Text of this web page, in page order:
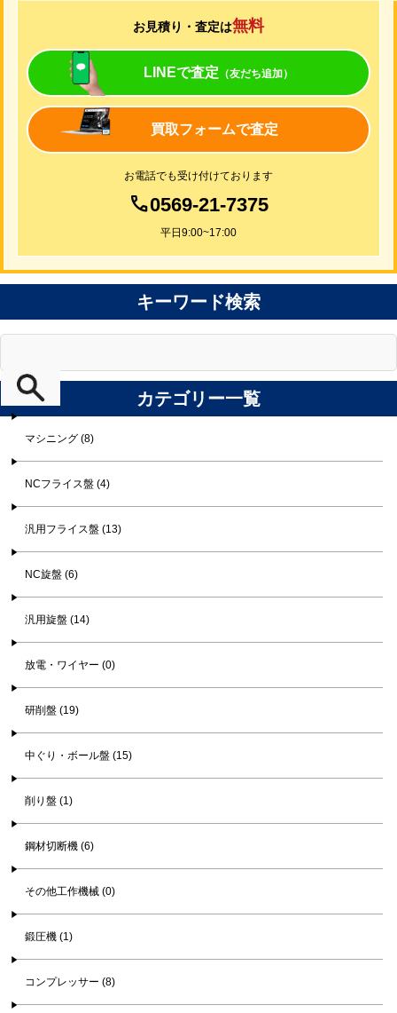
お見積り・査定は無料
LINEで査定 （友だち追加）
買取フォームで査定
お電話でも受け付けております
0569-21-7375
平日9:00~17:00
キーワード検索
カテゴリー一覧
マシニング (8)
NCフライス盤 (4)
汎用フライス盤 (13)
NC旋盤 (6)
汎用旋盤 (14)
放電・ワイヤー (0)
研削盤 (19)
中ぐり・ボール盤 (15)
削り盤 (1)
鋼材切断機 (6)
その他工作機械 (0)
鍛圧機 (1)
コンプレッサー (8)